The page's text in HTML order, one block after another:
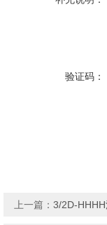
验证码：
上一篇： 3/2D-